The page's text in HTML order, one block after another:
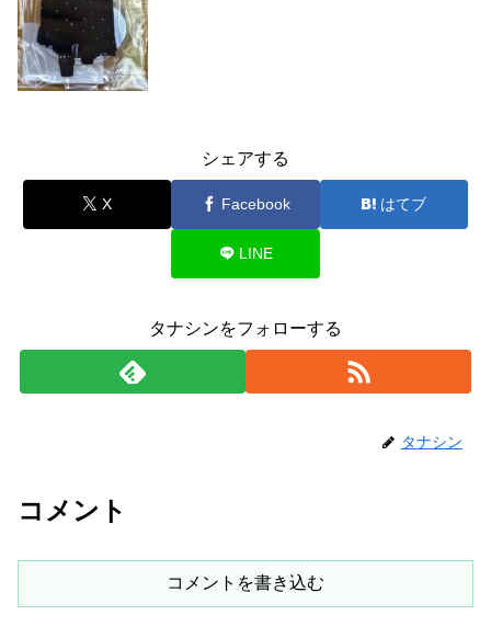
シェアする
X Facebook はてブ
LINE
タナシンをフォローする
タナシン
コメント
コメントを書き込む